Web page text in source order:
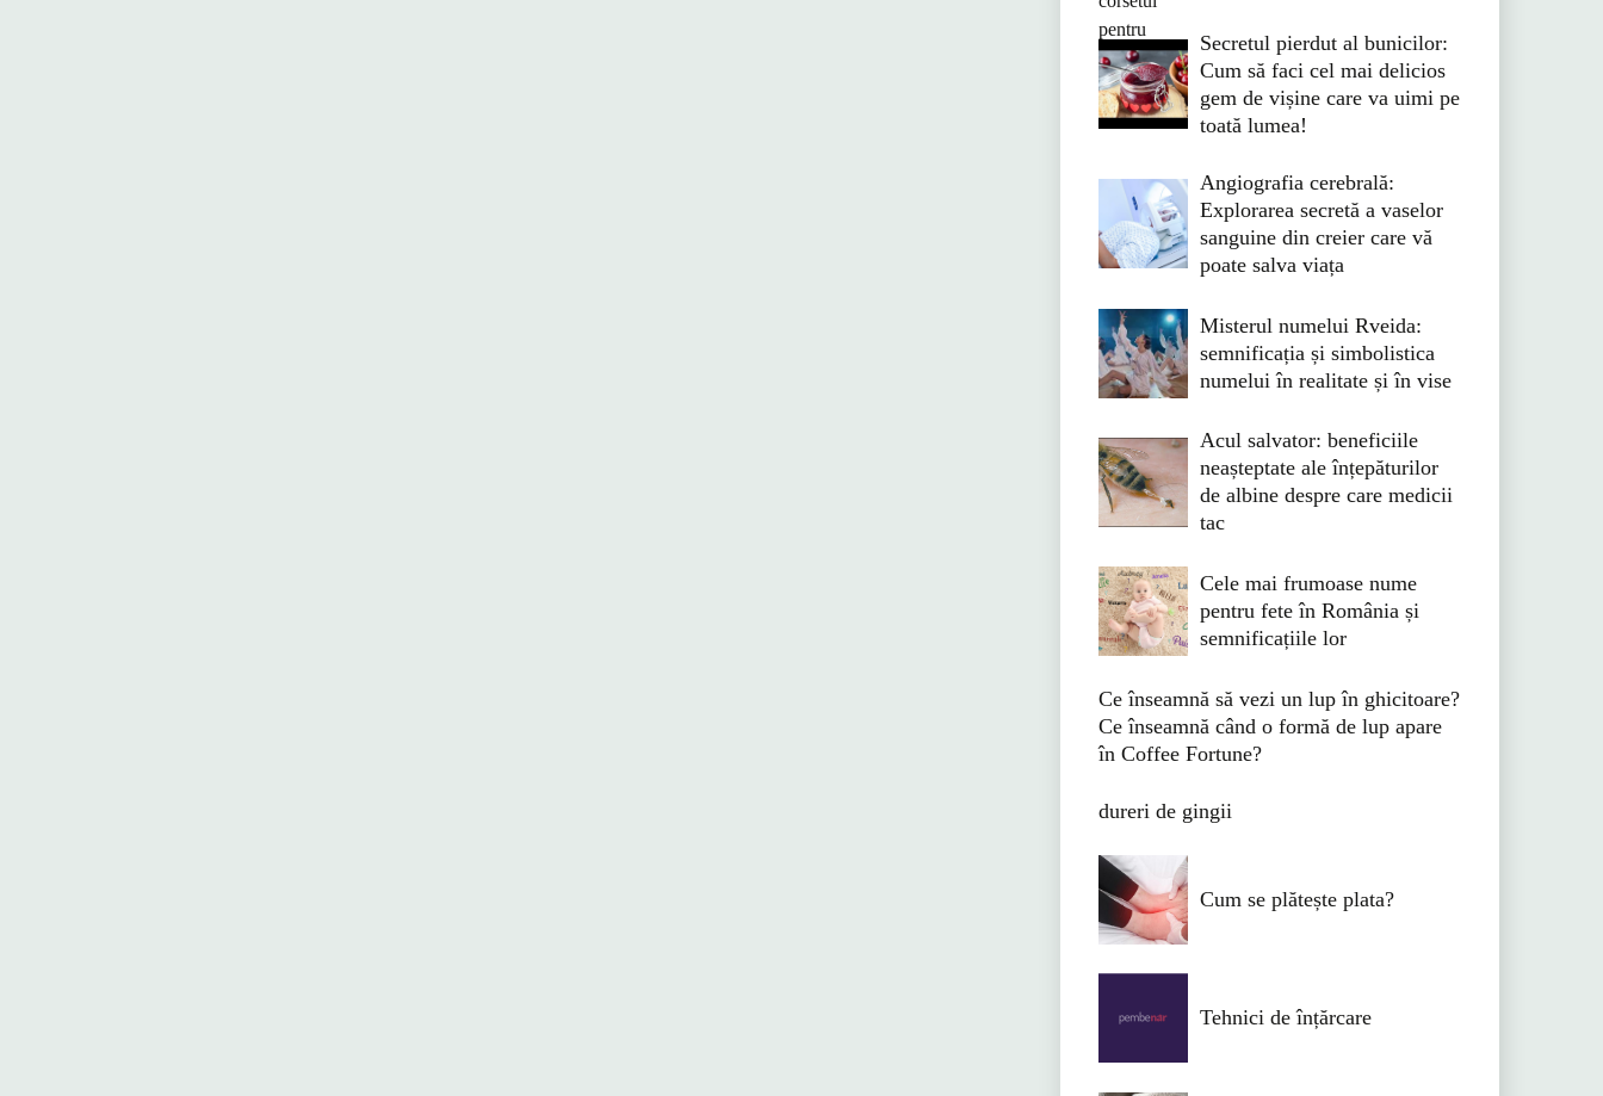
Secretul pierdut al bunicilor:
Cum să faci cel mai delicios
gem de vișine care va uimi pe
toată lumea!
Angiografia cerebrală:
Explorarea secretă a vaselor
sanguine din creier care vă
poate salva viața
Misterul numelui Rveida:
semnificația și simbolistica
numelui în realitate și în vise
Acul salvator: beneficiile
neașteptate ale înțepăturilor
de albine despre care medicii
tac
Cele mai frumoase nume
pentru fete în România și
semnificațiile lor
Ce înseamnă să vezi un lup în ghicitoare?
Ce înseamnă când o formă de lup apare
în Coffee Fortune?
dureri de gingii
Cum se plătește plata?
Tehnici de înțărcare